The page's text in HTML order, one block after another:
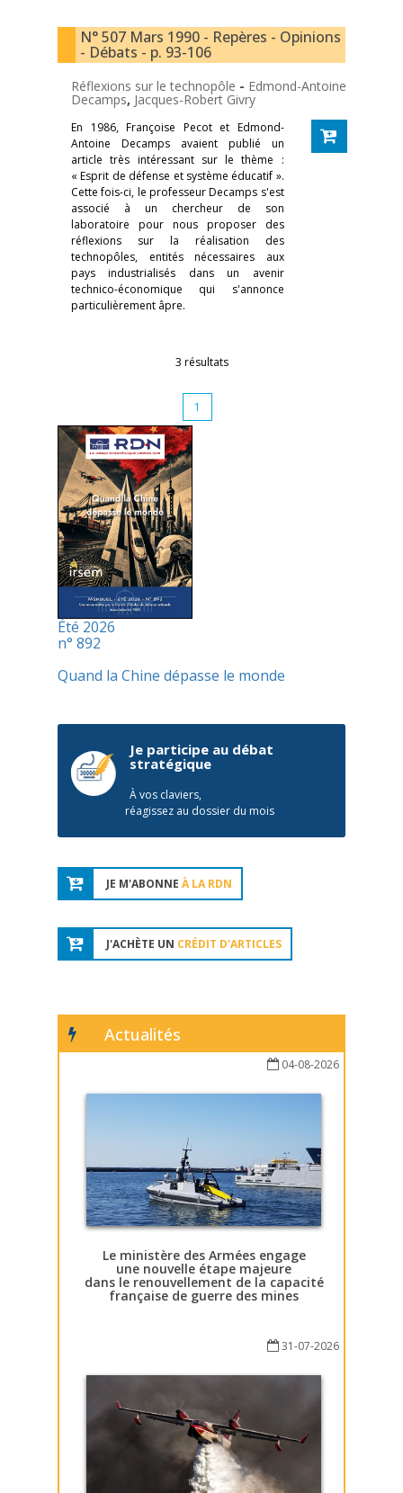
N° 507 Mars 1990 - Repères - Opinions
- Débats - p. 93-106
Réflexions sur le technopôle - Edmond-Antoine
Decamps, Jacques-Robert Givry
En 1986, Françoise Pecot et Edmond-
Antoine Decamps avaient publié un
article très intéressant sur le thème :
« Esprit de défense et système éducatif ».
Cette fois-ci, le professeur Decamps s'est
associé à un chercheur de son
laboratoire pour nous proposer des
réflexions sur la réalisation des
technopôles, entités nécessaires aux
pays industrialisés dans un avenir
technico-économique qui s'annonce
particulièrement âpre.
3 résultats
1
Été 2026
n° 892
Quand la Chine dépasse le monde
Je participe au débat
stratégique
À vos claviers,
réagissez au dossier du mois
JE M'ABONNE À LA RDN
J'ACHÈTE UN CRÉDIT D'ARTICLES
Actualités
04-08-2026
Le ministère des Armées engage
une nouvelle étape majeure
dans le renouvellement de la capacité
française de guerre des mines
31-07-2026